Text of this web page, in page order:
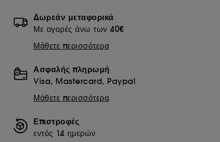
Δωρεάν μεταφορικά
Με αγορές άνω των 40€
Μάθετε περισσότερα
Ασφαλής πληρωμή
Visa, Mastercard, Paypal
Μάθετε περισσότερα
Επιστροφές
εντός 14 ημερών